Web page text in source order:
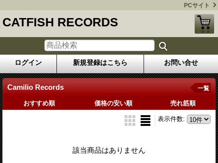
PCサイト
CATFISH RECORDS
ログイン 新規登録はこちら お問い合せ
Camilio Records 一覧
おすすめ順 価格の安い順 売れ筋順
表示件数:
該当商品はありません